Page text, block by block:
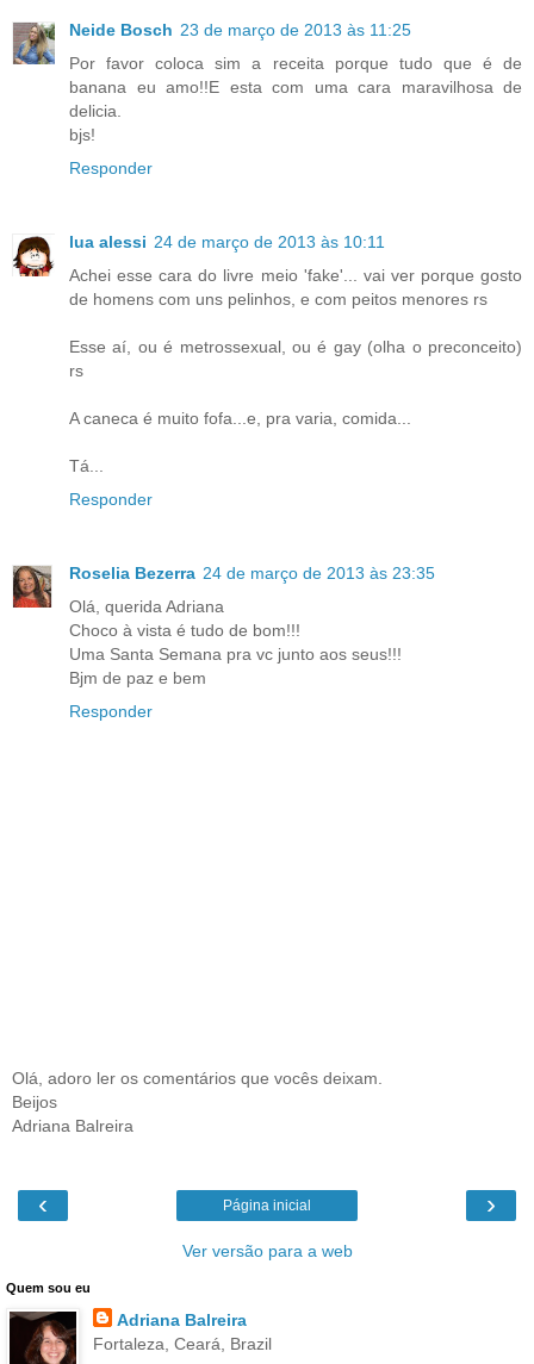
Neide Bosch 23 de março de 2013 às 11:25
Por favor coloca sim a receita porque tudo que é de
banana eu amo!!E esta com uma cara maravilhosa de
delicia.
bjs!
Responder
lua alessi 24 de março de 2013 às 10:11
Achei esse cara do livre meio 'fake'... vai ver porque gosto
de homens com uns pelinhos, e com peitos menores rs
Esse aí, ou é metrossexual, ou é gay (olha o preconceito)
rs
A caneca é muito fofa...e, pra varia, comida...
Tá...
Responder
Roselia Bezerra 24 de março de 2013 às 23:35
Olá, querida Adriana
Choco à vista é tudo de bom!!!
Uma Santa Semana pra vc junto aos seus!!!
Bjm de paz e bem
Responder
Olá, adoro ler os comentários que vocês deixam.
Beijos
Adriana Balreira
‹ ›
Página inicial
Ver versão para a web
Quem sou eu
Adriana Balreira
Fortaleza, Ceará, Brazil